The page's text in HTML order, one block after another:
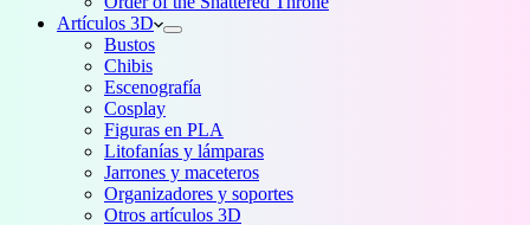
Artículos 3D
Bustos
Chibis
Escenografía
Cosplay
Figuras en PLA
Litofanías y lámparas
Jarrones y maceteros
Organizadores y soportes
Otros artículos 3D